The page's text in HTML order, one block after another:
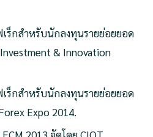
เร็กสำหรับนักลงทุนรายย่อยยอด
& Innovation
เร็กสำหรับนักลงทุนรายย่อยยอด
Expo 2014.
2013 จัดโดย CIOT